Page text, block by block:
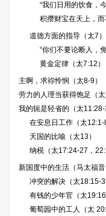
“我们日用的饮食，
积攒财宝在天上，而
道德方面的指导（太7）
“你们不要论断人，
黄金定律（太7:12）
主啊，求祢怜悯（太8-9）
劳力的人理当获得饱足（太
我的轭是轻省的（太11:28-
在安息日工作（太12:1-8
天国的比喻（太13）
纳税（太17:24-27，
新国度中的生活（马太福音
冲突的解决（太18:15-
有钱的少年官（太
葡萄园中的工人（太